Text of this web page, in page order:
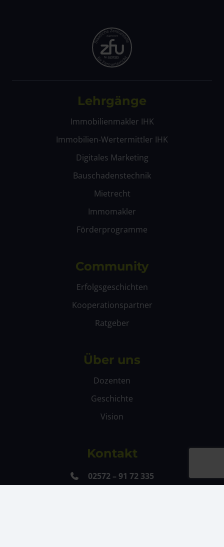
Lehrgänge
Immobilienmakler IHK
Immobilien-Wertermittler IHK
Digitales Marketing
Bauschadenstechnik
Mietrecht
Immomakler
Förderprogramme
Community
Erfolgsgeschichten
Kooperationspartner
Ratgeber
Über uns
Dozenten
Geschichte
Vision
Kontakt
02572 – 91 72 335